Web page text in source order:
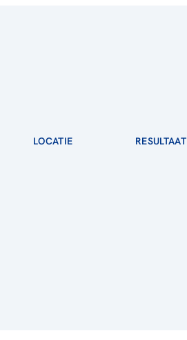
LOCATIE RESULTAAT